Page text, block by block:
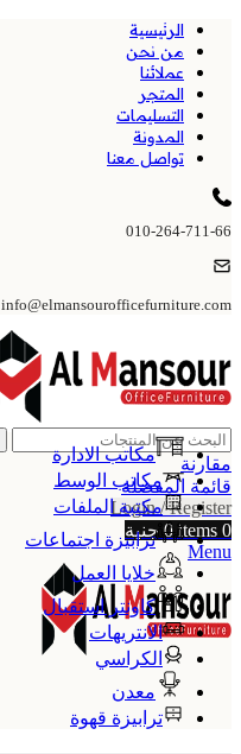
الرئيسية
من نحن
عملائنا
المتجر
التسليمات
المدونة
تواصل معنا
010-264-711-66
info@elmansourofficefurniture.com
مقارنة
قائمة المفضلة
Login / Register
0
items
0 جنية
Menu
مكاتب الادارة
مكاتب الوسط
مكتبة الملفات
ترابيزة اجتماعات
خلايا العمل
كاونتر استقبال
الانتريهات
الكراسي
معدن
ترابيزة قهوة